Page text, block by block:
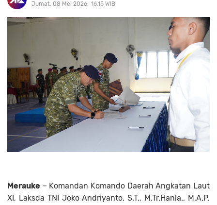
Jumat, 08 Mei 2026 16.15 WIB
Merauke – Komandan Komando Daerah Angkatan Laut
XI, Laksda TNI Joko Andriyanto, S.T., M.Tr.Hanla., M.A.P.